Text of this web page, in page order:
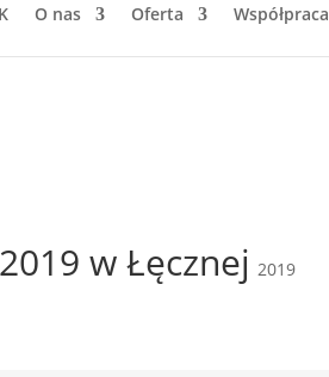
O nas Oferta Współpraca
w Łęcznej 2019